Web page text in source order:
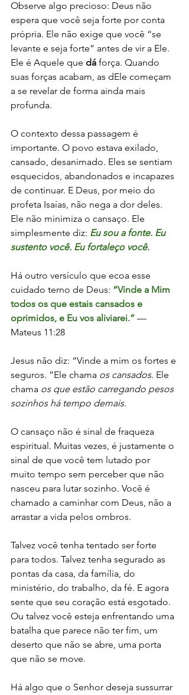
Observe algo precioso: Deus não
espera que você seja forte por conta
própria. Ele não exige que você “se
levante e seja forte” antes de vir a Ele.
Ele é Aquele que dá força. Quando
suas forças acabam, as dEle começam
a se revelar de forma ainda mais
profunda.
O contexto dessa passagem é
importante. O povo estava exilado,
cansado, desanimado. Eles se sentiam
esquecidos, abandonados e incapazes
de continuar. E Deus, por meio do
profeta Isaías, não nega a dor deles.
Ele não minimiza o cansaço. Ele
simplesmente diz: Eu sou a fonte. Eu
sustento você. Eu fortaleço você.
Há outro versículo que ecoa esse
cuidado terno de Deus: “Vinde a Mim
todos os que estais cansados e
oprimidos, e Eu vos aliviarei.” —
Mateus 11:28
Jesus não diz: “Vinde a mim os fortes e
seguros. ”Ele chama os cansados. Ele
chama os que estão carregando pesos
sozinhos há tempo demais.
O cansaço não é sinal de fraqueza
espiritual. Muitas vezes, é justamente o
sinal de que você tem lutado por
muito tempo sem perceber que não
nasceu para lutar sozinho. Você é
chamado a caminhar com Deus, não a
arrastar a vida pelos ombros.
Talvez você tenha tentado ser forte
para todos. Talvez tenha segurado as
pontas da casa, da família, do
ministério, do trabalho, da fé. E agora
sente que seu coração está esgotado.
Ou talvez você esteja enfrentando uma
batalha que parece não ter fim, um
deserto que não se abre, uma porta
que não se move.
Há algo que o Senhor deseja sussurrar